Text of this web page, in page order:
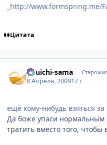
_http://www.formspring.me/
Цитата
Yuuichi-sama
8 Апреля, 200917 г
ещё кому-нибудь взяться
Да боже упаси нормальным
тратить вместо того,